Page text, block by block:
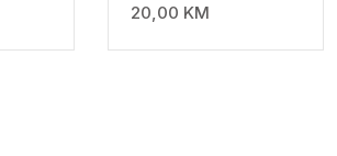
20,00 KM